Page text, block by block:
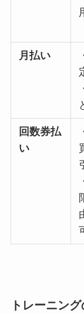
月払い
回数券払
い
引
トレーニン